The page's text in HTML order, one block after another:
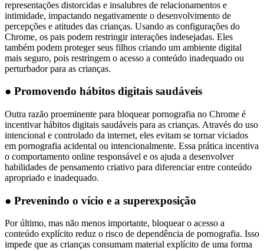
representações distorcidas e insalubres de relacionamentos e
intimidade, impactando negativamente o desenvolvimento de
percepções e atitudes das crianças. Usando as configurações do
Chrome, os pais podem restringir interações indesejadas. Eles
também podem proteger seus filhos criando um ambiente digital
mais seguro, pois restringem o acesso a conteúdo inadequado ou
perturbador para as crianças.
● Promovendo hábitos digitais saudáveis
Outra razão proeminente para bloquear pornografia no Chrome é
incentivar hábitos digitais saudáveis para as crianças. Através do uso
intencional e controlado da internet, eles evitam se tornar viciados
em pornografia acidental ou intencionalmente. Essa prática incentiva
o comportamento online responsável e os ajuda a desenvolver
habilidades de pensamento criativo para diferenciar entre conteúdo
apropriado e inadequado.
● Prevenindo o vício e a superexposição
Por último, mas não menos importante, bloquear o acesso a
conteúdo explícito reduz o risco de dependência de pornografia. Isso
impede que as crianças consumam material explícito de uma forma